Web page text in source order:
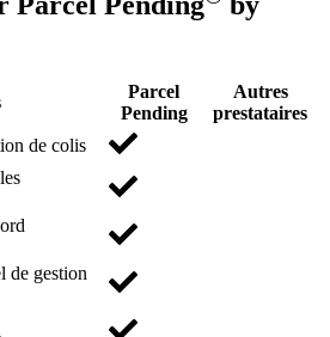
Parcel
Pending
Autres
prestataires
de colis
de gestion